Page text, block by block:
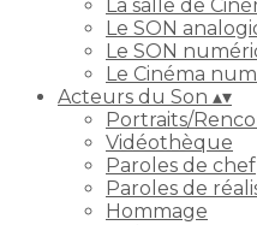
La salle de
Le SON
Le SON
Le Cinéma
Acteurs du Son ▴▾
Portraits/
Vidéothèque
Paroles de chef
Paroles de
Hommage